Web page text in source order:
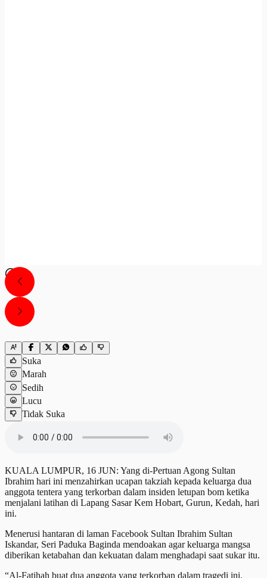
Suka
Marah
Sedih
Lucu
Tidak Suka
KUALA LUMPUR, 16 JUN: Yang di-Pertuan Agong Sultan
Ibrahim hari ini menzahirkan ucapan takziah kepada keluarga dua
anggota tentera yang terkorban dalam insiden letupan bom ketika
menjalani latihan di Lapang Sasar Kem Hobart, Gurun, Kedah, hari
ini.
Menerusi hantaran di laman Facebook Sultan Ibrahim Sultan
Iskandar, Seri Paduka Baginda mendoakan agar keluarga mangsa
diberikan ketabahan dan kekuatan dalam menghadapi saat sukar itu.
“Al-Fatihah buat dua anggota yang terkorban dalam tragedi ini.